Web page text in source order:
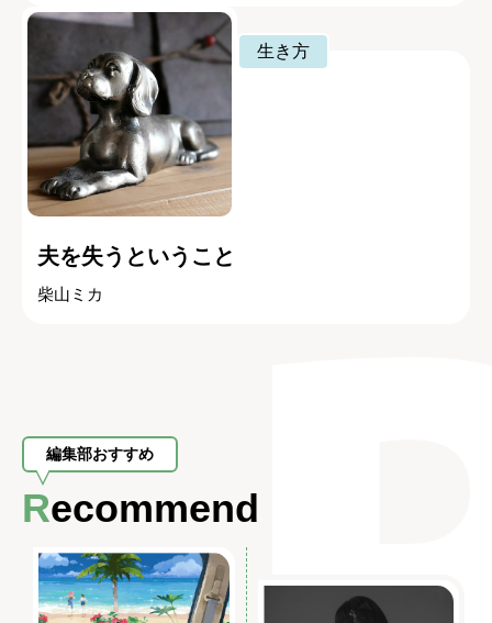
生き方
夫を失うということ
柴山ミカ
編集部おすすめ
Recommend